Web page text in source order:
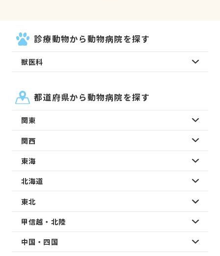
診療動物から動物病院を探す
獣医科
都道府県から動物病院を探す
関東
関西
東海
北海道
東北
甲信越・北陸
中国・四国